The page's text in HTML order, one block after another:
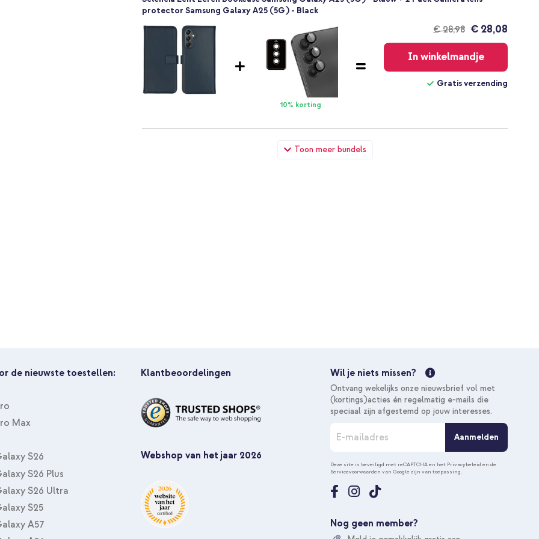
Toon meer bundels
protector Samsung Galaxy A25 (5G) - Black
10% korting
€ 28,98
verzending
€ 28,08
In winkelmandje
Gratis verzending
Selencia Echt Leren Bookcase Samsung Galaxy A25 (5G) - Blauw + Wall Charger - Oplader -
USB-C en USB aansluiting - Power Delivery - 20 Watt - Black
de nieuwste toestellen:
Max
S26
S26 Plus
S26 Ultra
S25
A57
Klantbeoordelingen
Webshop van het jaar 2026
Wil je niets missen?
Ontvang wekelijks onze nieuwsbrief vol met
(kortings)acties én regelmatig e-mails die
speciaal zijn afgestemd op jouw interesses.
n
n
e
e
u
Aanmelden
Deze site is beveiligd met reCAPTCHA en het Privacybeleid en de
Servicevoorwaarden van Google zijn van toepassing.
Nog geen member?